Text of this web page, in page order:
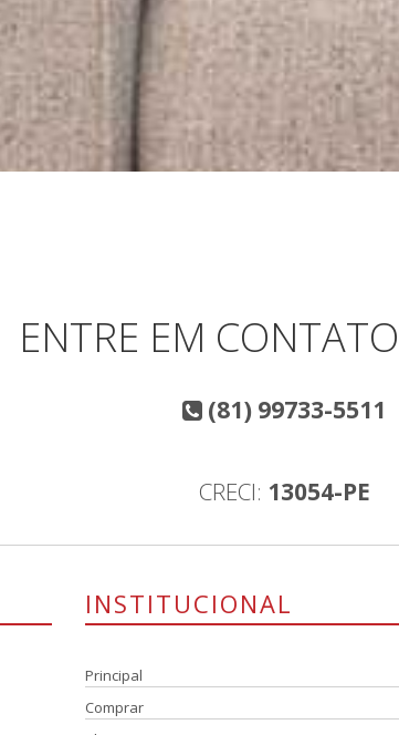
ENTRE EM
(81) 99733-5511
CRECI: 13054-PE
INSTITUCIONAL
Principal
Comprar